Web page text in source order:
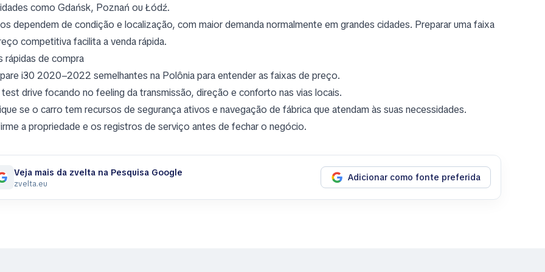
como Gdańsk, Poznań ou Łódź.
dependem de condição e localização, com maior demanda normalmente em grandes cidades. Preparar uma faixa
competitiva facilita a venda rápida.
rápidas de compra
i30 2020–2022 semelhantes na Polônia para entender as faixas de preço.
test drive focando no feeling da transmissão, direção e conforto nas vias locais.
se o carro tem recursos de segurança ativos e navegação de fábrica que atendam às suas necessidades.
a propriedade e os registros de serviço antes de fechar o negócio.
Veja mais da zvelta na Pesquisa Google
zvelta.eu
Adicionar como fonte preferida